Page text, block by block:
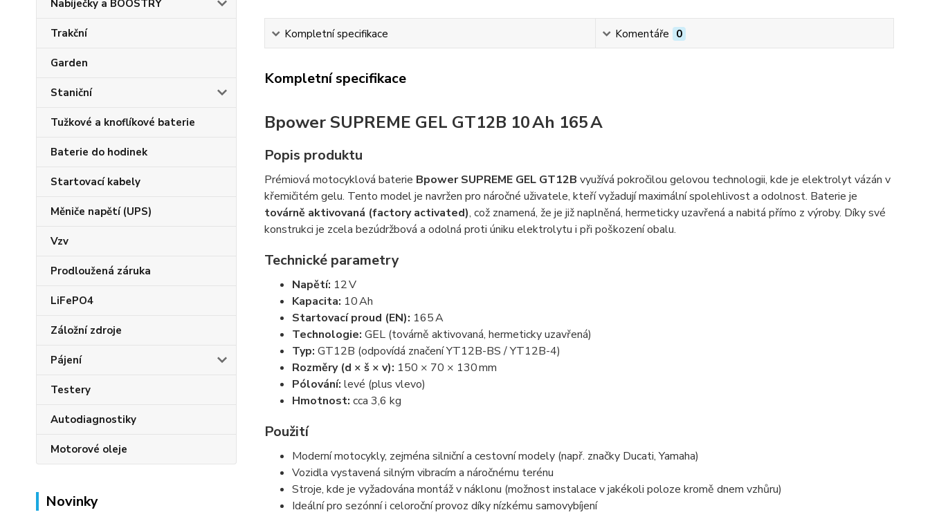
Nabíječky a BOOSTRY
Trakční
Garden
Staniční
Tužkové a knoflíkové baterie
Baterie do hodinek
Startovací kabely
Měniče napětí (UPS)
Vzv
Prodloužená záruka
LiFePO4
Záložní zdroje
Pájení
Testery
Autodiagnostiky
Motorové oleje
Novinky
Kompletní specifikace Komentáře 0
Kompletní specifikace
Bpower SUPREME GEL GT12B 10 Ah 165 A
Popis produktu
Prémiová motocyklová baterie Bpower SUPREME GEL GT12B využívá pokročilou gelovou technologii, kde je elektrolyt vázán v
křemičitém gelu. Tento model je navržen pro náročné uživatele, kteří vyžadují maximální spolehlivost a odolnost. Baterie je
továrně aktivovaná (factory activated), což znamená, že je již naplněná, hermeticky uzavřená a nabitá přímo z výroby. Díky své
konstrukci je zcela bezúdržbová a odolná proti úniku elektrolytu i při poškození obalu.
Technické parametry
Napětí: 12 V
Kapacita: 10 Ah
Startovací proud (EN): 165 A
Technologie: GEL (továrně aktivovaná, hermeticky uzavřená)
Typ: GT12B (odpovídá značení YT12B-BS / YT12B-4)
Rozměry (d × š × v): 150 × 70 × 130 mm
Pólování: levé (plus vlevo)
Hmotnost: cca 3,6 kg
Použití
Moderní motocykly, zejména silniční a cestovní modely (např. značky Ducati, Yamaha)
Vozidla vystavená silným vibracím a náročnému terénu
Stroje, kde je vyžadována montáž v náklonu (možnost instalace v jakékoli poloze kromě dnem vzhůru)
Ideální pro sezónní i celoroční provoz díky nízkému samovybíjení